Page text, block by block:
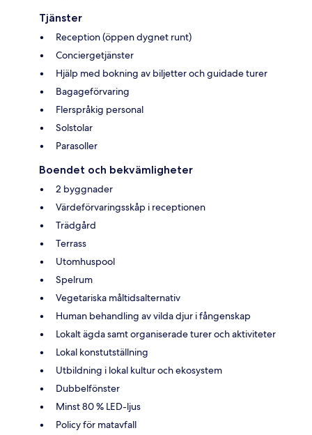
Tjänster
Reception (öppen dygnet runt)
Conciergetjänster
Hjälp med bokning av biljetter och guidade turer
Bagageförvaring
Flerspråkig personal
Solstolar
Parasoller
Boendet och bekvämligheter
2 byggnader
Värdeförvaringsskåp i receptionen
Trädgård
Terrass
Utomhuspool
Spelrum
Vegetariska måltidsalternativ
Human behandling av vilda djur i fångenskap
Lokalt ägda samt organiserade turer och aktiviteter
Lokal konstutställning
Utbildning i lokal kultur och ekosystem
Dubbelfönster
Minst 80 % LED-ljus
Policy för matavfall